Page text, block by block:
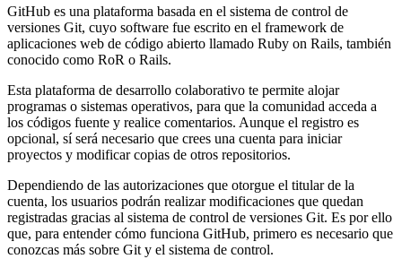
GitHub es una plataforma basada en el sistema de control de
versiones Git, cuyo software fue escrito en el framework de
aplicaciones web de código abierto llamado Ruby on Rails, también
conocido como RoR o Rails.
Esta plataforma de desarrollo colaborativo te permite alojar
programas o sistemas operativos, para que la comunidad acceda a
los códigos fuente y realice comentarios. Aunque el registro es
opcional, sí será necesario que crees una cuenta para iniciar
proyectos y modificar copias de otros repositorios.
Dependiendo de las autorizaciones que otorgue el titular de la
cuenta, los usuarios podrán realizar modificaciones que quedan
registradas gracias al sistema de control de versiones Git. Es por ello
que, para entender cómo funciona GitHub, primero es necesario que
conozcas más sobre Git y el sistema de control.